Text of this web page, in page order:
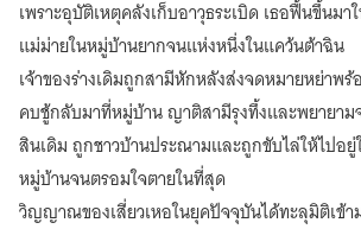
เพราะอุบัติเหตุคลังเก็บอาวุธระเบิด เธอฟื้นขึ้นมา
แม่ม่ายในหมู่บ้านยากจนแห่งหนึ่งในแคว้นต้าฉิน
เจ้าของร่างเดิมถูกสามีหักหลังส่งจดหมายหย่าพร้
คบชู้กลับมาที่หมู่บ้าน ญาติสามีรุงทึ้งและพยายามจะโกงเอาที่ดินที่เป็น
สินเดิม ถูกชาวบ้านประณามและถูกขับไล่ให้ไปอยู่ในกระท่อมผุพังท้าย
หมู่บ้านจนตรอมใจตายในที่สุด
วิญญาณของเสี่ยวเหอในยุคปัจจุบันได้ทะลุมิติเข้า